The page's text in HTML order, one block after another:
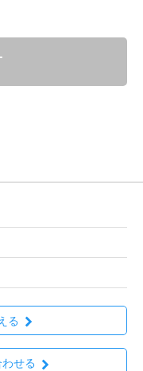
る
せる